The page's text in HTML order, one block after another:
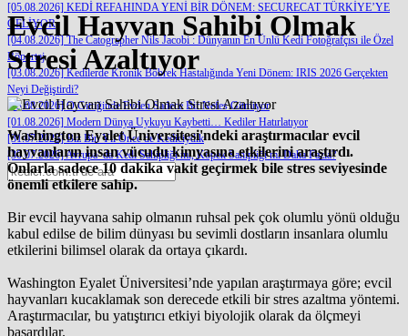
[05.08.2026] KEDİ REFAHINDA YENİ BİR DÖNEM: SECURECAT TÜRKİYE’YE
GELİYOR
[04.08.2026] The Catographer Nils Jacobi : Dünyanın En Ünlü Kedi Fotoğrafçısı ile Özel
Röportaj
[03.08.2026] Kedilerde Kronik Böbrek Hastalığında Yeni Dönem: IRIS 2026 Gerçekten
Neyi Değiştirdi?
[03.08.2026] O Gittiğinde Evden Sadece Bir Nefes Gitmiyor
[01.08.2026] Modern Dünya Uykuyu Kaybetti… Kediler Hatırlatıyor
[31.07.2026] Biz Bin Yıl Önce de Kediciydik
[30.07.2026] Avrupa’ da Kedi Sahipliği mi, Köpek Sahipliği mi Daha Fazla?
Evcil Hayvan Sahibi Olmak
Stresi Azaltıyor
Washington Eyalet Üniversitesi'ndeki araştırmacılar evcil
hayvanların insan vücudu kimyasına etkilerini araştırdı.
Onlarla sadece 10 dakika vakit geçirmek bile stres seviyesinde
önemli etkilere sahip.
Bir evcil hayvana sahip olmanın ruhsal pek çok olumlu yönü olduğu
kabul edilse de bilim dünyası bu sevimli dostların insanlara olumlu
etkilerini bilimsel olarak da ortaya çıkardı.
Washington Eyalet Üniversitesi’nde yapılan araştırmaya göre; evcil
hayvanları kucaklamak son derecede etkili bir stres azaltma yöntemi.
Araştırmacılar, bu yatıştırıcı etkiyi biyolojik olarak da ölçmeyi
başardılar.